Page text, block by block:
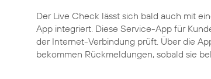
Der Live Check lässt sich bald auch mit
App integriert. Diese Service-App für
der Internet-Verbindung prüft. Über die
bekommen Rückmeldungen, sobald sie